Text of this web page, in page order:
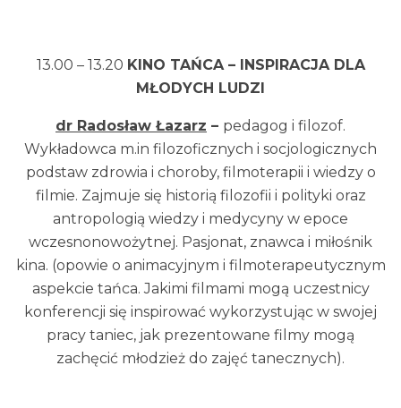
13.00 – 13.20 KINO TAŃCA – INSPIRACJA DLA
MŁODYCH LUDZI
dr Radosław Łazarz – pedagog i filozof.
Wykładowca m.in filozoficznych i socjologicznych
podstaw zdrowia i choroby, filmoterapii i wiedzy o
filmie. Zajmuje się historią filozofii i polityki oraz
antropologią wiedzy i medycyny w epoce
wczesnonowożytnej. Pasjonat, znawca i miłośnik
kina. (opowie o animacyjnym i filmoterapeutycznym
aspekcie tańca. Jakimi filmami mogą uczestnicy
konferencji się inspirować wykorzystując w swojej
pracy taniec, jak prezentowane filmy mogą
zachęcić młodzież do zajęć tanecznych).